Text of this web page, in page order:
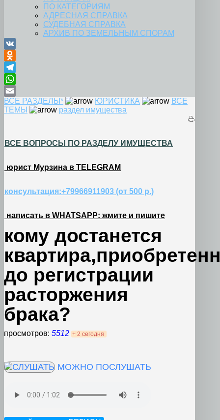
ПО КАТЕГОРИЯМ
АДРЕСНАЯ СПРАВКА
СУДЕБНАЯ СПРАВКА
АРХИВ ПО ЗЕМЕЛЬНЫМ СПОРАМ
VK
Odnoklassniki
Telegram
WhatsApp
Email
ВСЕ РАЗДЕЛЫ* ЮРИСТИКА
ВСЕ
ТЕМЫ
раздел имущества
ВСЕ ВОПРОСЫ ПО РАЗДЕЛУ ИМУЩЕСТВА
юрист Мурзина в TELEGRAM
консультация:+79966911903 (от 500 р.)
написать в WHATSAPP: жмите и пишите
кому достанется
до регистрации
расторжения
брака?
просмотров: 5512 + 2 сегодня
МОЖНО ПОСЛУШАТЬ